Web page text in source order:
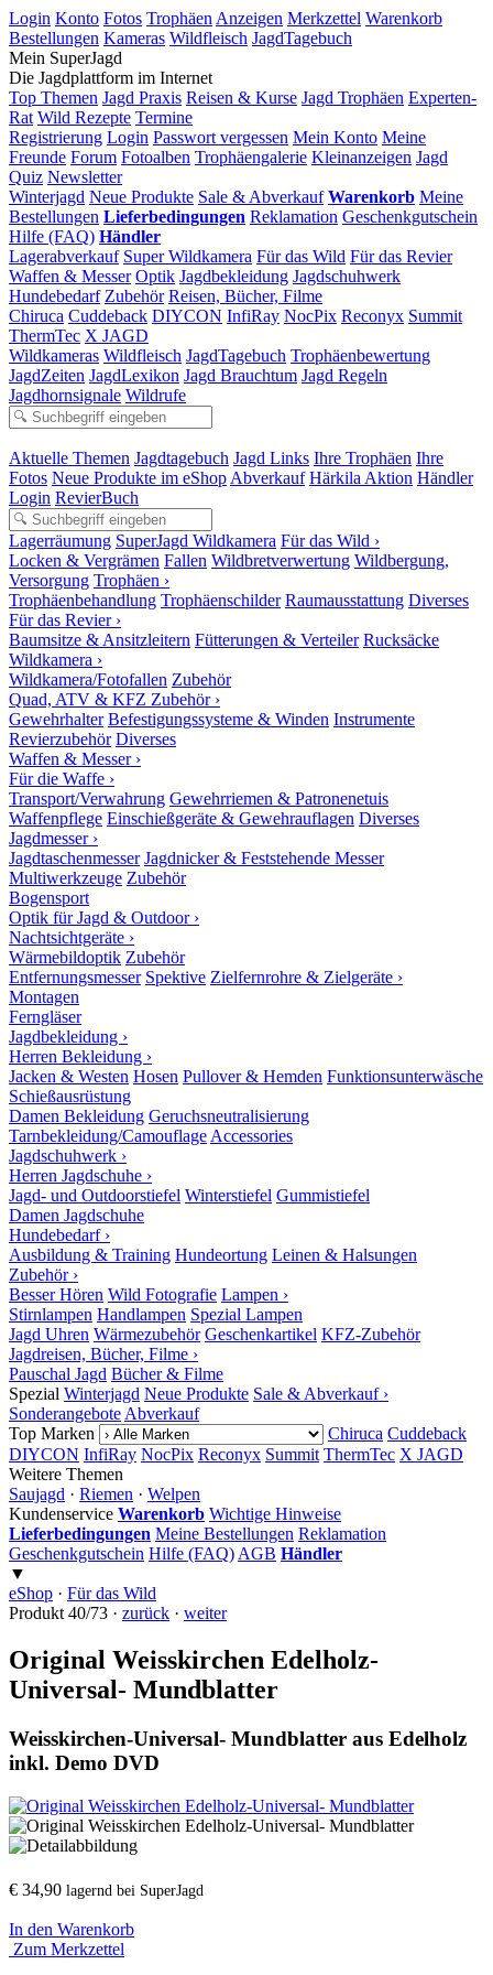
Login Konto Fotos Trophäen Anzeigen Merkzettel Warenkorb
Bestellungen Kameras Wildfleisch JagdTagebuch
Mein SuperJagd
Die Jagdplattform im Internet
Top Themen Jagd Praxis Reisen & Kurse Jagd Trophäen Experten-
Rat Wild Rezepte Termine
Registrierung Login Passwort vergessen Mein Konto Meine
Freunde Forum Fotoalben Trophäengalerie Kleinanzeigen Jagd
Quiz Newsletter
Winterjagd Neue Produkte Sale & Abverkauf Warenkorb Meine
Bestellungen Lieferbedingungen Reklamation Geschenkgutschein
Hilfe (FAQ) Händler
Lagerabverkauf Super Wildkamera Für das Wild Für das Revier
Waffen & Messer Optik Jagdbekleidung Jagdschuhwerk
Hundebedarf Zubehör Reisen, Bücher, Filme
Chiruca Cuddeback DIYCON InfiRay NocPix Reconyx Summit
ThermTec X JAGD
Wildkameras Wildfleisch JagdTagebuch Trophäenbewertung
JagdZeiten JagdLexikon Jagd Brauchtum Jagd Regeln
Jagdhornsignale Wildrufe
Aktuelle Themen Jagdtagebuch Jagd Links Ihre Trophäen Ihre
Fotos Neue Produkte im eShop Abverkauf Härkila Aktion Händler
Login RevierBuch
Lagerräumung SuperJagd Wildkamera Für das Wild ›
Locken & Vergrämen Fallen Wildbretverwertung Wildbergung,
Versorgung Trophäen ›
Trophäenbehandlung Trophäenschilder Raumausstattung Diverses
Für das Revier ›
Baumsitze & Ansitzleitern Fütterungen & Verteiler Rucksäcke
Wildkamera ›
Wildkamera/Fotofallen Zubehör
Quad, ATV & KFZ Zubehör ›
Gewehrhalter Befestigungssysteme & Winden Instrumente
Revierzubehör Diverses
Waffen & Messer ›
Für die Waffe ›
Transport/Verwahrung Gewehrriemen & Patronenetuis
Waffenpflege Einschießgeräte & Gewehrauflagen Diverses
Jagdmesser ›
Jagdtaschenmesser Jagdnicker & Feststehende Messer
Multiwerkzeuge Zubehör
Bogensport
Optik für Jagd & Outdoor ›
Nachtsichtgeräte ›
Wärmebildoptik Zubehör
Entfernungsmesser Spektive Zielfernrohre & Zielgeräte ›
Montagen
Ferngläser
Jagdbekleidung ›
Herren Bekleidung ›
Jacken & Westen Hosen Pullover & Hemden Funktionsunterwäsche
Schießausrüstung
Damen Bekleidung Geruchsneutralisierung
Tarnbekleidung/Camouflage Accessories
Jagdschuhwerk ›
Herren Jagdschuhe ›
Jagd- und Outdoorstiefel Winterstiefel Gummistiefel
Damen Jagdschuhe
Hundebedarf ›
Ausbildung & Training Hundeortung Leinen & Halsungen
Zubehör ›
Besser Hören Wild Fotografie Lampen ›
Stirnlampen Handlampen Spezial Lampen
Jagd Uhren Wärmezubehör Geschenkartikel KFZ-Zubehör
Jagdreisen, Bücher, Filme ›
Pauschal Jagd Bücher & Filme
Spezial Winterjagd Neue Produkte Sale & Abverkauf ›
Sonderangebote Abverkauf
Top Marken
Chiruca Cuddeback
DIYCON InfiRay NocPix Reconyx Summit ThermTec X JAGD
Weitere Themen
Saujagd · Riemen · Welpen
Kundenservice Warenkorb Wichtige Hinweise
Lieferbedingungen Meine Bestellungen Reklamation
Geschenkgutschein Hilfe (FAQ) AGB Händler
▼
eShop · Für das Wild
Produkt 40/73 · zurück · weiter
Original Weisskirchen Edelholz-
Universal- Mundblatter
Weisskirchen-Universal- Mundblatter aus Edelholz
inkl. Demo DVD
€ 34,90 lagernd bei SuperJagd
In den Warenkorb
Zum Merkzettel